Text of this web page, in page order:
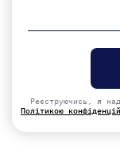
empty.
Реєструючись, я
Політикою